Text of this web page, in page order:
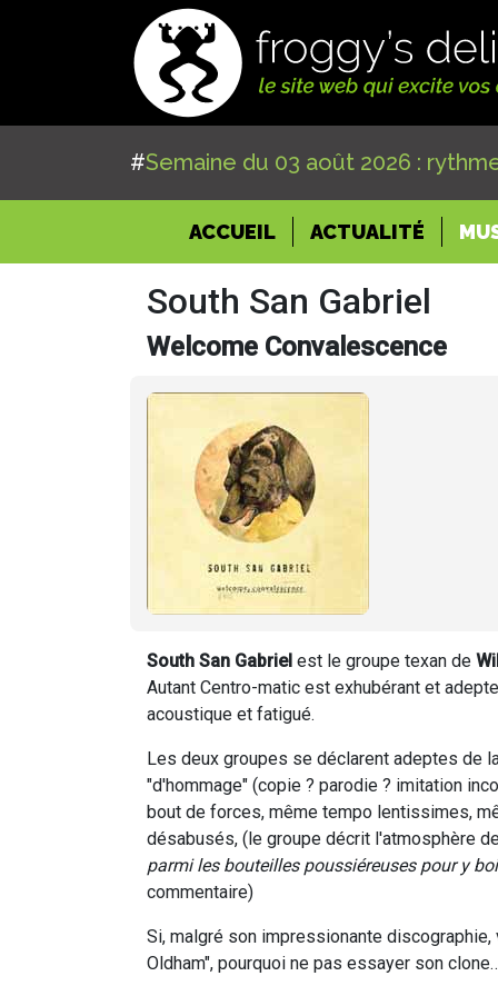
#Semaine du 03 août 2026 :
ACCUEIL(CURRENT)
ACTUALITÉ
South San Gabriel
Welcome Convalescence
South San Gabriel est le groupe texan de
Autant Centro-matic est exhubérant et
acoustique et fatigué.
Les deux groupes se déclarent adeptes de
"d'hommage" (copie ? parodie ? imitation
bout de forces, même tempo lentissimes,
désabusés, (le groupe décrit l'atmosphère
parmi les bouteilles poussiéreuses pour y
commentaire)
Si, malgré son impressionante
Oldham", pourquoi ne pas essayer son